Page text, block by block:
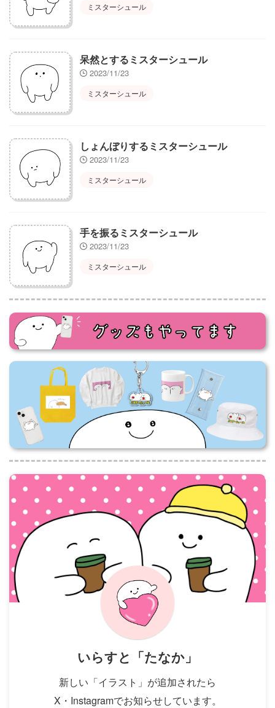
ミスターシュール
呆然とするミスターシュール
2023/11/23
ミスターシュール
しょんぼりするミスターシュール
2023/11/23
ミスターシュール
手を振るミスターシュール
2023/11/23
ミスターシュール
いらすと「たなか」
新しい「イラスト」が追加されたら
X・Instagramでお知らせしています。